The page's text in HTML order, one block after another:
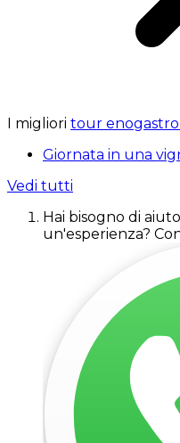
I migliori tour
Giornata in una
Vedi tutti
Hai bisogno di
un'esperienza?